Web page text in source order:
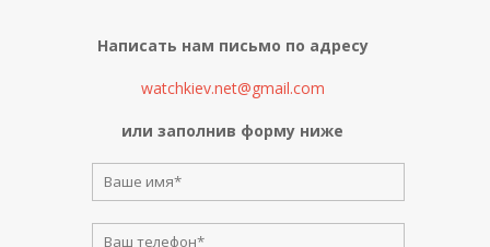
Написать нам письмо по адресу
watchkiev.net@gmail.com
или заполнив форму ниже